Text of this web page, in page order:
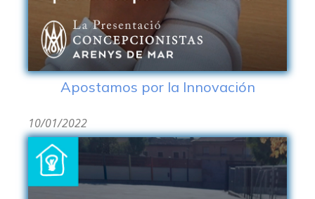
Apostamos por la Innovación
10/01/2022